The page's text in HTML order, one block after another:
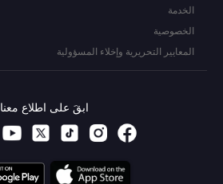
الخدمة
الخصوصية
المعايير التحريرية وإخلاء المسؤولية
ابقَ على اطلاع معنا